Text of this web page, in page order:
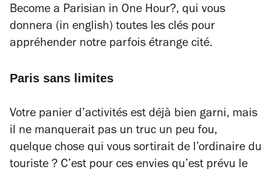
Become a Parisian in One Hour?, qui vous
donnera (in english) toutes les clés pour
appréhender notre parfois étrange cité.
Paris sans limites
Votre panier d’activités est déjà bien garni, mais
il ne manquerait pas un truc un peu fou,
quelque chose qui vous sortirait de l’ordinaire du
touriste ? C’est pour ces envies qu’est prévu le